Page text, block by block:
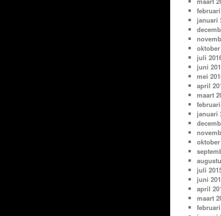
januari
oktober
juli
juni
mei
april
maart
januari
oktober
juli
juni
april
maart